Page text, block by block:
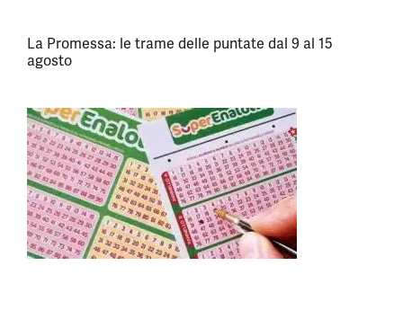
La Promessa: le trame delle puntate dal 9 al 15
agosto